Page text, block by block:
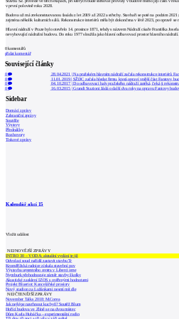
v první polovině roku 2028.
Budova už má zrekonstruovanou fasádu z let 2019 až 2022 a střechy. Stavbaři se poté na podzim
zejména několik kulturních sálů. Rekonstrukce interiérů měla být dokončena v létě 2023, po opravě se
Hlavní nádraží v Praze bylo otevřelo 14. prosince 1871, tehdy s názvem Nádraží císaře Františka
nevyhovující nádražní budovu. Do roku 1977 sloužila jako hlavní odbavovací prostor hlavního
0komentářů
přidat komentář
Související články
0 28.04.2021 |Na pražském hlavním nádraží začala rekonstrukce interiérů
0
11.01.2019| SŽDC začala hledat firmu, která opraví vnější část Fantovy
0
04.10.2017 |Do odbavovací haly pražského nádraží zatéká, čeká ji
0
16.03.2015 |Grandi Stazioni žádá o další dva roky na opravu Fantovy
Sidebar
Domácí zprávy
Zahraniční zprávy
Soutěže
Výstavy
Přednášky
Rozhovory
Tiskové zprávy
Kalendář akcí 15
Vložit událost
NEJNOVĚJŠÍ ZPRÁVY
INTRO 30 – VODA: aktuální vydání je již
Odvolací soud nařídil zastavit stavbu Tr
Kroměřížská radnice získala stavební pov
Výstavba urgentního centra v Liberci ome
Nymburk přehodnocuje záměr stavby školky
Akustické zasklení IZOS s ověřenými hodnotami
Projekt Blueriot: Kancelářské prostory
Nový stadion za Lužánkami nesmí mít dle
NEJČTENĚJŠÍ ZPRÁVY
November Talks 2018: M.Corea
Jak nejlépe navrhnout kuchyň? Soutěž Blum
Hořící budova ve Zlíně se na dvou místec
Dům Karla Hubáčka – experimentální rodin